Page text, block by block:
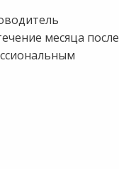
месяца после